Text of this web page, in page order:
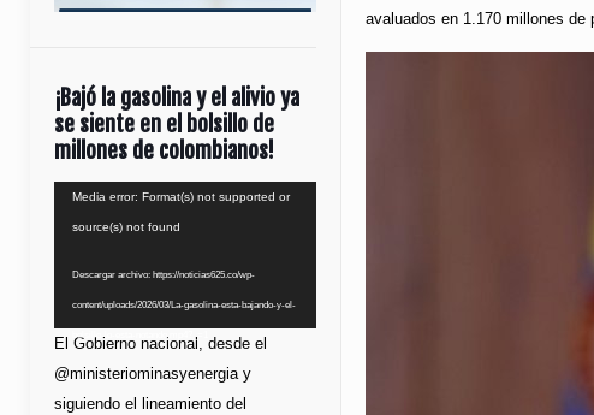
avaluados en 1.170 millones de
¡Bajó la gasolina y el alivio ya
se siente en el bolsillo de
millones de colombianos!
Reproductor
Media error: Format(s) not supported or
source(s) not found
Descargar archivo: https://noticias625.co/wp-
content/uploads/2026/03/La-gasolina-esta-bajando-y-el-
El Gobierno nacional, desde el
@ministeriominasyenergia y
siguiendo el lineamiento del